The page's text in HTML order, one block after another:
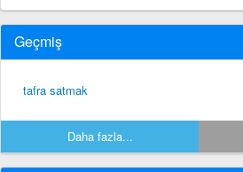
Geçmiş
tafra satmak
Daha fazla...